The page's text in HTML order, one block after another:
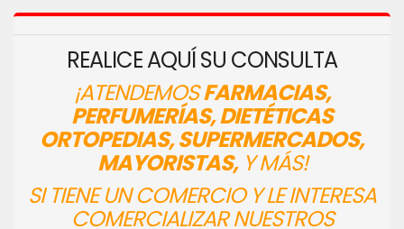
REALICE AQUÍ SU CONSULTA
¡ATENDEMOSFARMACIAS,
PERFUMERÍAS, DIETÉTICAS
ORTOPEDIAS, SUPERMERCADOS,
MAYORISTAS,Y MÁS!
SI TIENE UN COMERCIO Y LE INTERESA
COMERCIALIZAR NUESTROS